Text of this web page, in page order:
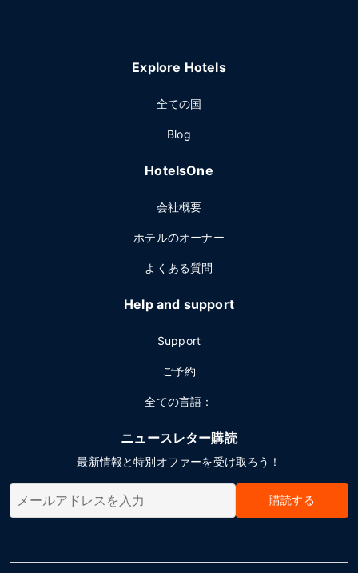
Explore Hotels
全ての国
Blog
HotelsOne
会社概要
ホテルのオーナー
よくある質問
Help and support
Support
ご予約
全ての言語：
ニュースレター購読
最新情報と特別オファーを受け取ろう！
購読する